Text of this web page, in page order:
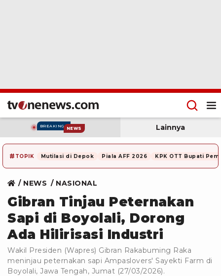
BREAKING NEWS Lainnya
# TOPIK Mutilasi di Depok Piala AFF 2026 KPK OTT Bupati
NEWS NASIONAL
Gibran Tinjau Peternakan
Sapi di Boyolali, Dorong
Ada Hilirisasi Industri
Wakil Presiden (Wapres) Gibran Rakabuming Raka
meninjau peternakan sapi Ampaslovers' Sayekti Farm di
Boyolali, Jawa Tengah, Jumat (27/03/2026).